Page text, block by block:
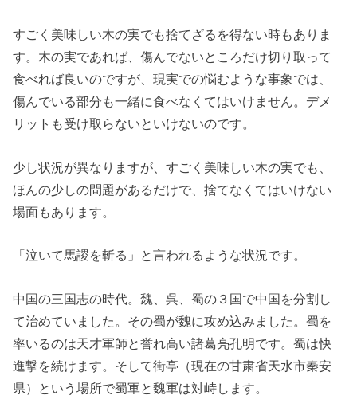
すごく美味しい木の実でも捨てざるを得ない時もありま
す。木の実であれば、傷んでないところだけ切り取って
食べれば良いのですが、現実での悩むような事象では、
傷んでいる部分も一緒に食べなくてはいけません。デメ
リットも受け取らないといけないのです。
少し状況が異なりますが、すごく美味しい木の実でも、
ほんの少しの問題があるだけで、捨てなくてはいけない
場面もあります。
「泣いて馬謖を斬る」と言われるような状況です。
中国の三国志の時代。魏、呉、蜀の３国で中国を分割し
て治めていました。その蜀が魏に攻め込みました。蜀を
率いるのは天才軍師と誉れ高い諸葛亮孔明です。蜀は快
進撃を続けます。そして街亭（現在の甘粛省天水市秦安
県）という場所で蜀軍と魏軍は対峙します。